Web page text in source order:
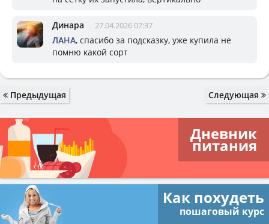
Динара 27.04.2026 07:37
ЛАНА, спасибо за подсказку, уже купила не
помню какой сорт
Предыдущая Следующая
Дневник
питания
Как похудеть
пошаговый курс